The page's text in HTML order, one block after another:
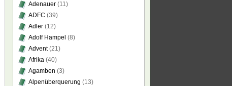
Adenauer (11)
ADFC (39)
Adler (12)
Adolf Hampel (8)
Advent(21)
Afrika (40)
Agamben (3)
Alpenüberquerung (13)